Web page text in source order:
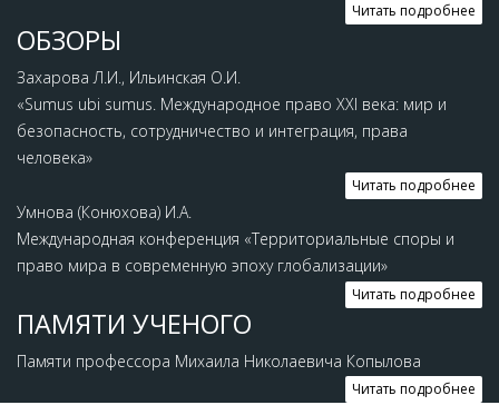
Читать подробнее
ОБЗОРЫ
Захарова Л.И., Ильинская О.И.
«Sumus ubi sumus. Международное право XXI века: мир и
безопасность, сотрудничество и интеграция, права
человека»
Читать подробнее
Умнова (Конюхова) И.А.
Международная конференция «Территориальные споры и
право мира в современную эпоху глобализации»
Читать подробнее
ПАМЯТИ УЧЕНОГО
Памяти профессора Михаила Николаевича Копылова
Читать подробнее